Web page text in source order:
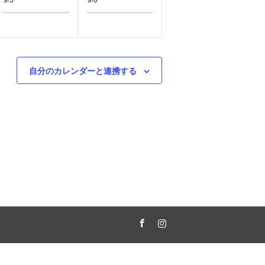
ン
ト
ン
ト
,
自分のカレンダーと連携する